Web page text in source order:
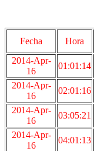
Fecha Hora
2014-Apr-
16
01:01:14
2014-Apr-
16
02:01:16
2014-Apr-
16
03:05:21
2014-Apr-
16
04:01:13